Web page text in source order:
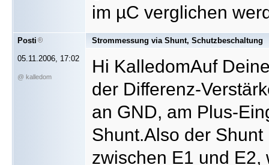
im µC verglichen
Posti
05.11.2006, 17:02
@ kalledom
Strommessung via Shunt, Schutzbeschaltung
Hi KalledomAuf
der Differenz-
an GND, am Plus-
Shunt.Also der
zwischen E1 und